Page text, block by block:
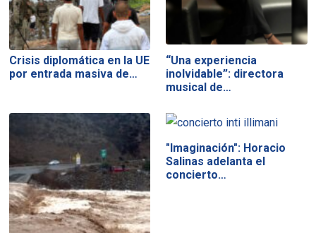
Crisis diplomática en la UE
por entrada masiva de…
“Una experiencia
inolvidable”: directora
musical de…
"Imaginación": Horacio
Salinas adelanta el
concierto…